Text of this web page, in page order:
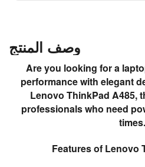
وصف المنتج
Are you looking for a
performance with elegant
Lenovo ThinkPad A485,
professionals who need
times.
Features of Lenovo